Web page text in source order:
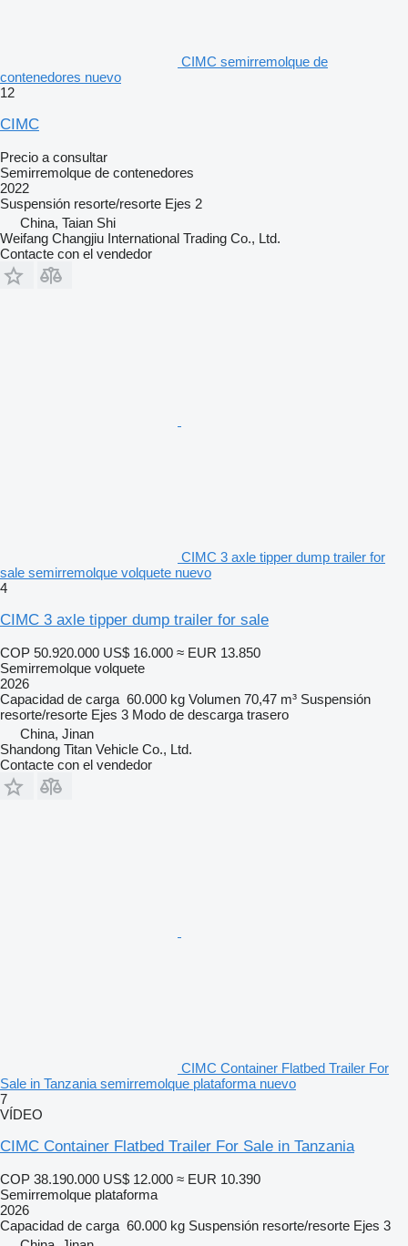
CIMC semirremolque de
contenedores nuevo
12
CIMC
Precio a consultar
Semirremolque de contenedores
2022
Suspensión resorte/resorte Ejes 2
China, Taian Shi
Weifang Changjiu International Trading Co., Ltd.
Contacte con el vendedor
CIMC 3 axle tipper dump trailer for
sale semirremolque volquete nuevo
4
CIMC 3 axle tipper dump trailer for sale
COP 50.920.000 US$ 16.000 ≈ EUR 13.850
Semirremolque volquete
2026
Capacidad de carga 60.000 kg Volumen 70,47 m³ Suspensión
resorte/resorte Ejes 3 Modo de descarga trasero
China, Jinan
Shandong Titan Vehicle Co., Ltd.
Contacte con el vendedor
CIMC Container Flatbed Trailer For
Sale in Tanzania semirremolque plataforma nuevo
7
VÍDEO
CIMC Container Flatbed Trailer For Sale in Tanzania
COP 38.190.000 US$ 12.000 ≈ EUR 10.390
Semirremolque plataforma
2026
Capacidad de carga 60.000 kg Suspensión resorte/resorte Ejes 3